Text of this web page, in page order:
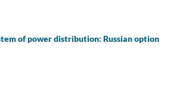
of power distribution: Russian option